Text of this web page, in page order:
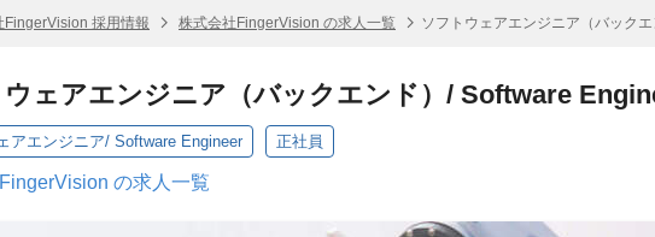
FingerVision 採用情報 株式会社FingerVision の求人一覧 ソフトウェアエンジニア（バック
ェアエンジニア（バックエンド）/ Software
アエンジニア/ Software Engineer 正社員
の求人一覧